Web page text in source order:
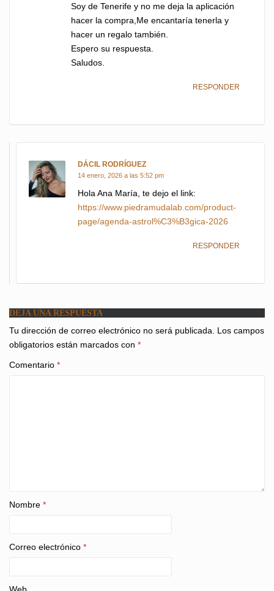
Soy de Tenerife y no me deja la aplicación
hacer la compra,Me encantaría tenerla y
hacer un regalo también.
Espero su respuesta.
Saludos.
RESPONDER
DÁCIL RODRÍGUEZ
14 enero, 2026 a las 5:52 pm
Hola Ana María, te dejo el link:
https://www.piedramudalab.com/product-
page/agenda-astrol%C3%B3gica-2026
RESPONDER
DEJA UNA RESPUESTA
Tu dirección de correo electrónico no será publicada.
Los campos
obligatorios están marcados con *
Comentario *
Nombre *
Correo electrónico *
Web